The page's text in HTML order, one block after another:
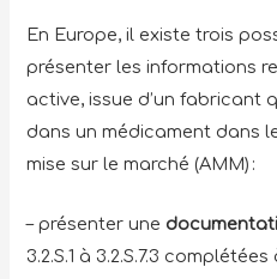
En Europe, il existe trois
présenter les informations
active, issue d’un fabricant
dans un médicament dans
mise sur le marché (AMM) :
– présenter une
3.2.S.1 à 3.2.S.7.3